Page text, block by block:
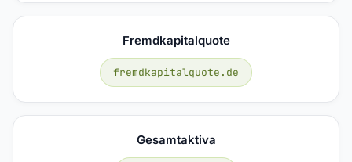
Fremdkapitalquote
fremdkapitalquote.de
Gesamtaktiva